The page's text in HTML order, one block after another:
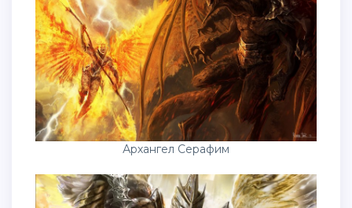
Архангел Серафим